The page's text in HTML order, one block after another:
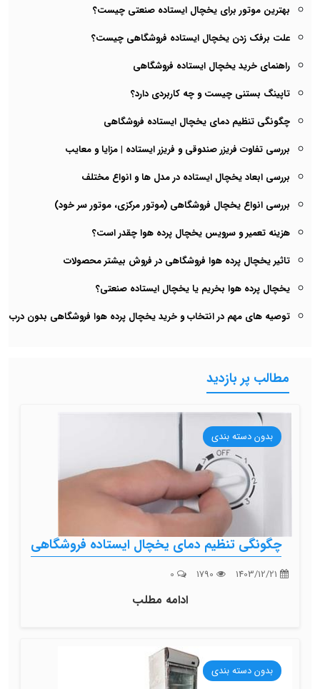
بهترین موتور برای یخچال ایستاده صنعتی چیست؟
علت برفک زدن یخچال ایستاده فروشگاهی چیست؟
راهنمای خرید یخچال ایستاده فروشگاهی
تاپینگ بستنی چیست و چه کاربردی دارد؟
چگونگی تنظیم دمای یخچال ایستاده فروشگاهی
بررسی تفاوت فریزر صندوقی و فریزر ایستاده | مزایا و معایب
بررسی ابعاد یخچال ایستاده در مدل ها و انواع مختلف
بررسی انواع یخچال فروشگاهی (موتور مرکزی، موتور سر خود)
هزینه تعمیر و سرویس یخچال پرده هوا چقدر است؟
تاثیر یخچال پرده هوا فروشگاهی در فروش بیشتر محصولات
یخچال پرده هوا بخریم یا یخچال ایستاده صنعتی؟
توصیه های مهم در انتخاب و خرید یخچال پرده هوا فروشگاهی بدون درب
مطالب پر بازدید
بدون دسته بندی
چگونگی تنظیم دمای یخچال ایستاده فروشگاهی
ادامه مطلب
بدون دسته بندی